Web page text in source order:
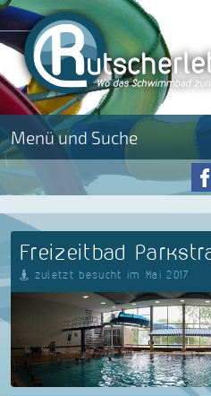
Menü und Suche
Freizeitbad
zuletzt besucht im Mai 2017